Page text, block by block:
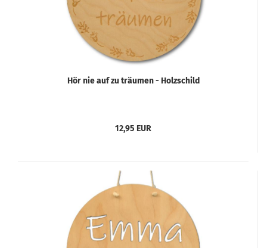
Hör nie auf zu träumen - Holzschild
12,95 EUR